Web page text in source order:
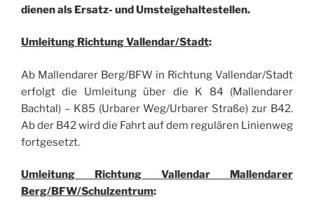
dienen als Ersatz- und Umsteigehaltestellen.
Umleitung Richtung Vallendar/Stadt:
Ab Mallendarer Berg/BFW in Richtung Vallendar/Stadt
erfolgt die Umleitung über die K 84 (Mallendarer
Bachtal) – K85 (Urbarer Weg/Urbarer Straße) zur B42.
Ab der B42 wird die Fahrt auf dem regulären Linienweg
fortgesetzt.
Umleitung Richtung Vallendar Mallendarer
Berg/BFW/Schulzentrum: